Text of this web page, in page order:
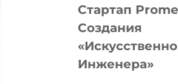
LINUX
Стартап
Создания
Инженера»